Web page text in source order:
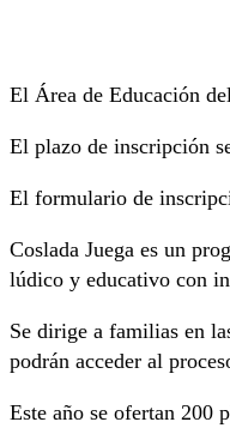
El Área de Educación
El plazo de inscripción
El formulario de
Coslada Juega es un
lúdico y educativo con
Se dirige a familias en
podrán acceder al
Este año se ofertan 200